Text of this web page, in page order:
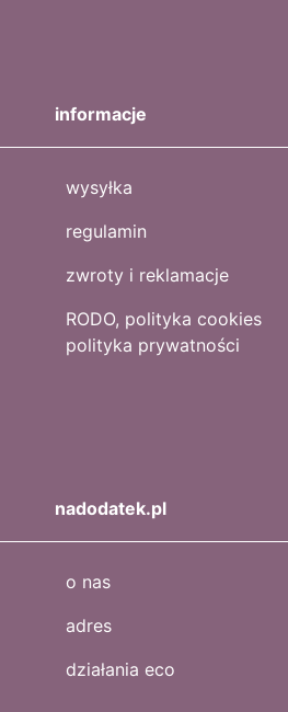
informacje
wysyłka
regulamin
zwroty i reklamacje
RODO, polityka cookies
polityka prywatności
nadodatek.pl
o nas
adres
działania eco